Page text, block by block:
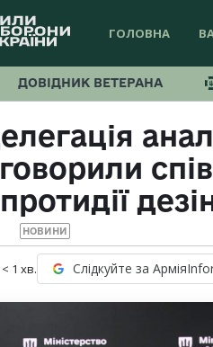
ГОЛОВНА
ДОВІДНИК ВЕТЕРАНА
НОВИНИ
< 1 хв. Слідкуйте за